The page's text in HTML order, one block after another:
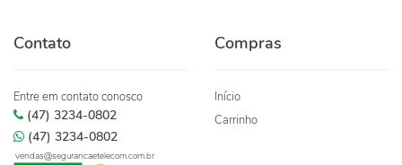
Contato
Entre em contato conosco
(47) 3234-0802
(47) 3234-0802
vendas@segurancaetelecom.com.br
Compras
Início
Carrinho